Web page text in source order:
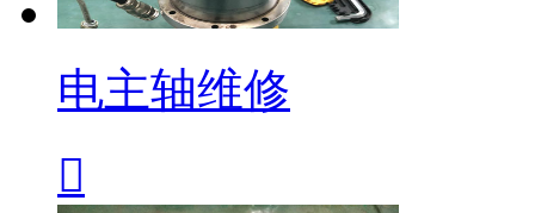
电主轴维修
